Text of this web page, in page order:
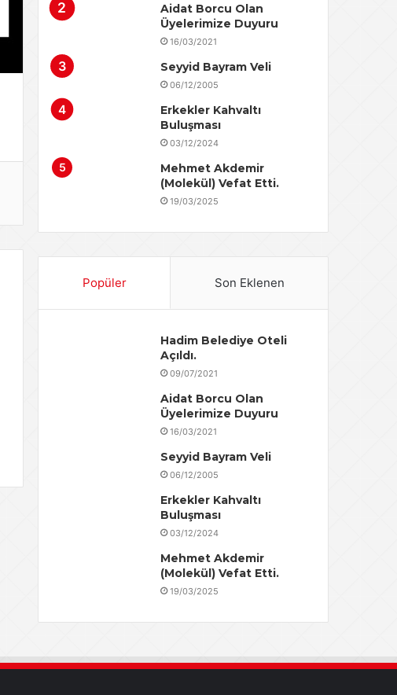
Aidat Borcu Olan
Üyelerimize Duyuru
16/03/2021
Seyyid Bayram Veli
06/12/2005
Erkekler Kahvaltı
Buluşması
03/12/2024
Mehmet Akdemir
(Molekül) Vefat Etti.
19/03/2025
Popüler Son Eklenen
Hadim Belediye Oteli
Açıldı.
09/07/2021
Aidat Borcu Olan
Üyelerimize Duyuru
16/03/2021
Seyyid Bayram Veli
06/12/2005
Erkekler Kahvaltı
Buluşması
03/12/2024
Mehmet Akdemir
(Molekül) Vefat Etti.
19/03/2025